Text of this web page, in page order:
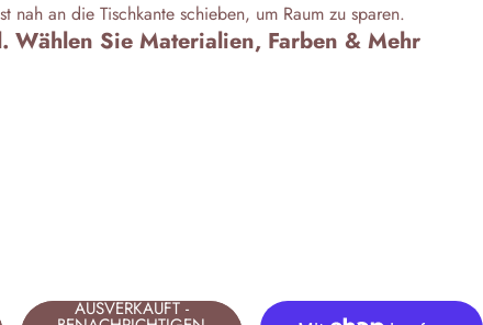
nah an die Tischkante schieben, um Raum zu sparen.
Wählen Sie Materialien, Farben & Mehr
AUSVERKAUFT -